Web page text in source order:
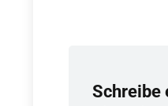
Schreibe